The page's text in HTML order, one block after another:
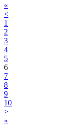
«
<
1
2
3
4
5
6
7
8
9
10
>
»